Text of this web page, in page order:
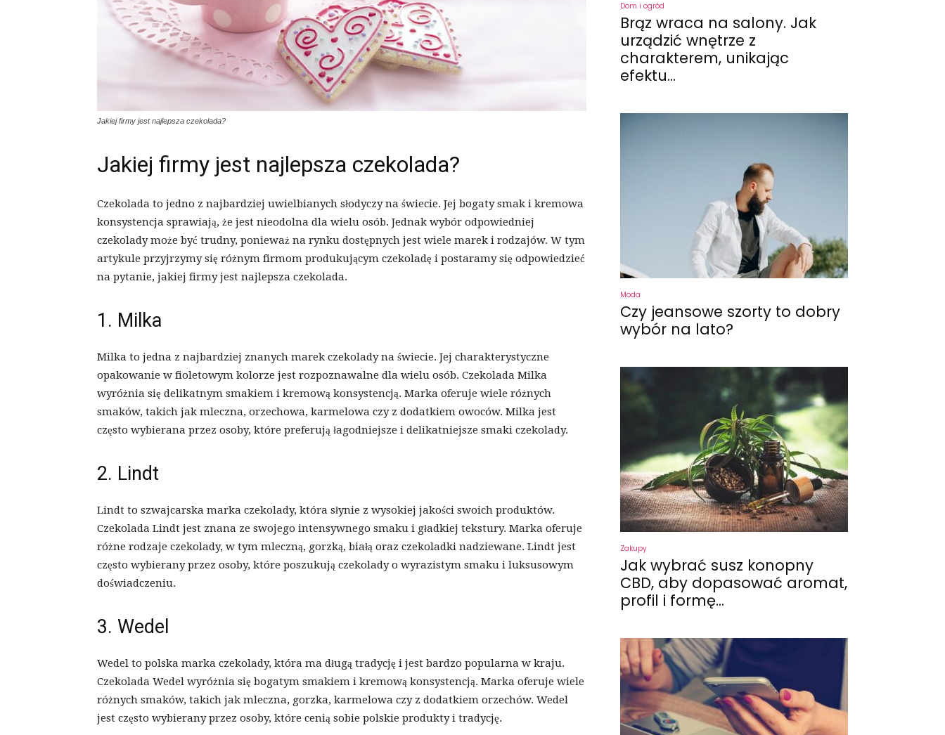
Jakiej firmy jest najlepsza czekolada?
Jakiej firmy jest najlepsza czekolada?
Czekolada to jedno z najbardziej uwielbianych słodyczy na świecie. Jej bogaty smak i kremowa
konsystencja sprawiają, że jest nieodolna dla wielu osób. Jednak wybór odpowiedniej
czekolady może być trudny, ponieważ na rynku dostępnych jest wiele marek i rodzajów. W tym
artykule przyjrzymy się różnym firmom produkującym czekoladę i postaramy się odpowiedzieć
na pytanie, jakiej firmy jest najlepsza czekolada.
1. Milka
Milka to jedna z najbardziej znanych marek czekolady na świecie. Jej charakterystyczne
opakowanie w fioletowym kolorze jest rozpoznawalne dla wielu osób. Czekolada Milka
wyróżnia się delikatnym smakiem i kremową konsystencją. Marka oferuje wiele różnych
smaków, takich jak mleczna, orzechowa, karmelowa czy z dodatkiem owoców. Milka jest
często wybierana przez osoby, które preferują łagodniejsze i delikatniejsze smaki czekolady.
2. Lindt
Lindt to szwajcarska marka czekolady, która słynie z wysokiej jakości swoich produktów.
Czekolada Lindt jest znana ze swojego intensywnego smaku i gładkiej tekstury. Marka oferuje
różne rodzaje czekolady, w tym mleczną, gorzką, białą oraz czekoladki nadziewane. Lindt jest
często wybierany przez osoby, które poszukują czekolady o wyrazistym smaku i luksusowym
doświadczeniu.
3. Wedel
Wedel to polska marka czekolady, która ma długą tradycję i jest bardzo popularna w kraju.
Czekolada Wedel wyróżnia się bogatym smakiem i kremową konsystencją. Marka oferuje wiele
różnych smaków, takich jak mleczna, gorzka, karmelowa czy z dodatkiem orzechów. Wedel
jest często wybierany przez osoby, które cenią sobie polskie produkty i tradycję.
Dom i ogród
Brąz wraca na salony. Jak
urządzić wnętrze z
charakterem, unikając
efektu...
Moda
Czy jeansowe szorty to dobry
wybór na lato?
Zakupy
Jak wybrać susz konopny
CBD, aby dopasować aromat,
profil i formę...